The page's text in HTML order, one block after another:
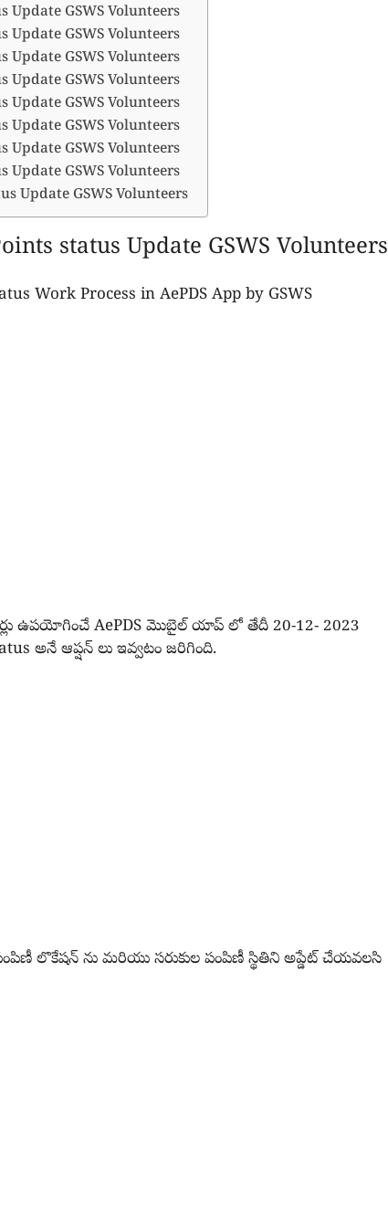
Update GSWS Volunteers
Update GSWS Volunteers
Update GSWS Volunteers
Update GSWS Volunteers
Update GSWS Volunteers
Update GSWS Volunteers
Update GSWS Volunteers
Update GSWS Volunteers
Update GSWS Volunteers
status Update GSWS Volunteers
Work Process in AePDS App by GSWS
ఉపయోగించే AePDS మొబైల్ యాప్ లో తేదీ 20-12- 2023
అనే ఆప్షన్ లు ఇవ్వటం జరిగింది.
లొకేషన్ ను మరియు సరుకుల పంపిణీ స్థితిని అప్డేట్ చేయవలసి